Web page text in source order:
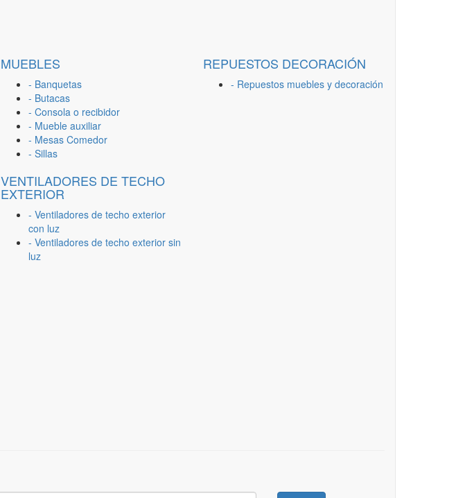
MUEBLES
- Banquetas
- Butacas
- Consola o recibidor
- Mueble auxiliar
- Mesas Comedor
- Sillas
REPUESTOS DECORACIÓN
- Repuestos muebles y decoración
VENTILADORES DE TECHO
EXTERIOR
- Ventiladores de techo exterior
con luz
- Ventiladores de techo exterior sin
luz